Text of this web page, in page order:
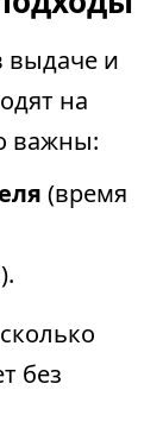
выдаче и
на
важны:
(время
без